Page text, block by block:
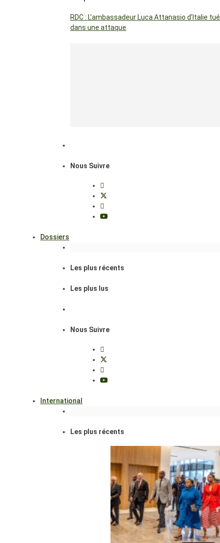
RDC : L’ambassadeur Luca Attanasio d’Italie tué
dans une attaque
Nous Suivre
Dossiers
Les plus récents
Les plus lus
Nous Suivre
International
Les plus récents